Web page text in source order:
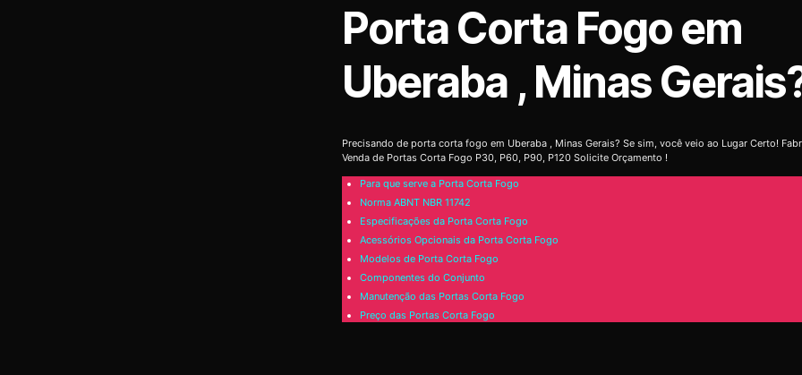
Porta Corta Fogo em
Uberaba , Minas
Precisando de porta corta fogo em Uberaba , Minas Gerais? Se sim, você veio ao Lugar Certo!
Venda de Portas Corta Fogo P30, P60, P90, P120 Solicite Orçamento !
Para que serve a Porta Corta Fogo
Norma ABNT NBR 11742
Especificações da Porta Corta Fogo
Acessórios Opcionais da Porta Corta Fogo
Modelos de Porta Corta Fogo
Componentes do Conjunto
Manutenção das Portas Corta Fogo
Preço das Portas Corta Fogo